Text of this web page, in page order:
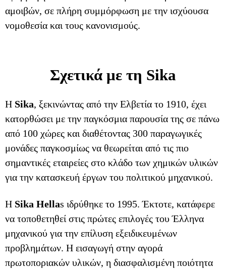
αμοιβών, σε πλήρη συμμόρφωση με την ισχύουσα
νομοθεσία και τους κανονισμούς.
Σχετικά με τη Sika
H Sika, ξεκινώντας από την Ελβετία το 1910, έχει
κατορθώσει με την παγκόσμια παρουσία της σε πάνω
από 100 χώρες και διαθέτοντας 300 παραγωγικές
μονάδες παγκοσμίως να θεωρείται από τις πιο
σημαντικές εταιρείες στο κλάδο των χημικών υλικών
για την κατασκευή έργων του πολιτικού μηχανικού.
H Sika Hellas ιδρύθηκε το 1995. Έκτοτε, κατάφερε
να τοποθετηθεί στις πρώτες επιλογές του Έλληνα
μηχανικού για την επίλυση εξειδικευμένων
προβλημάτων. Η εισαγωγή στην αγορά
πρωτοποριακών υλικών, η διασφαλισμένη ποιότητα